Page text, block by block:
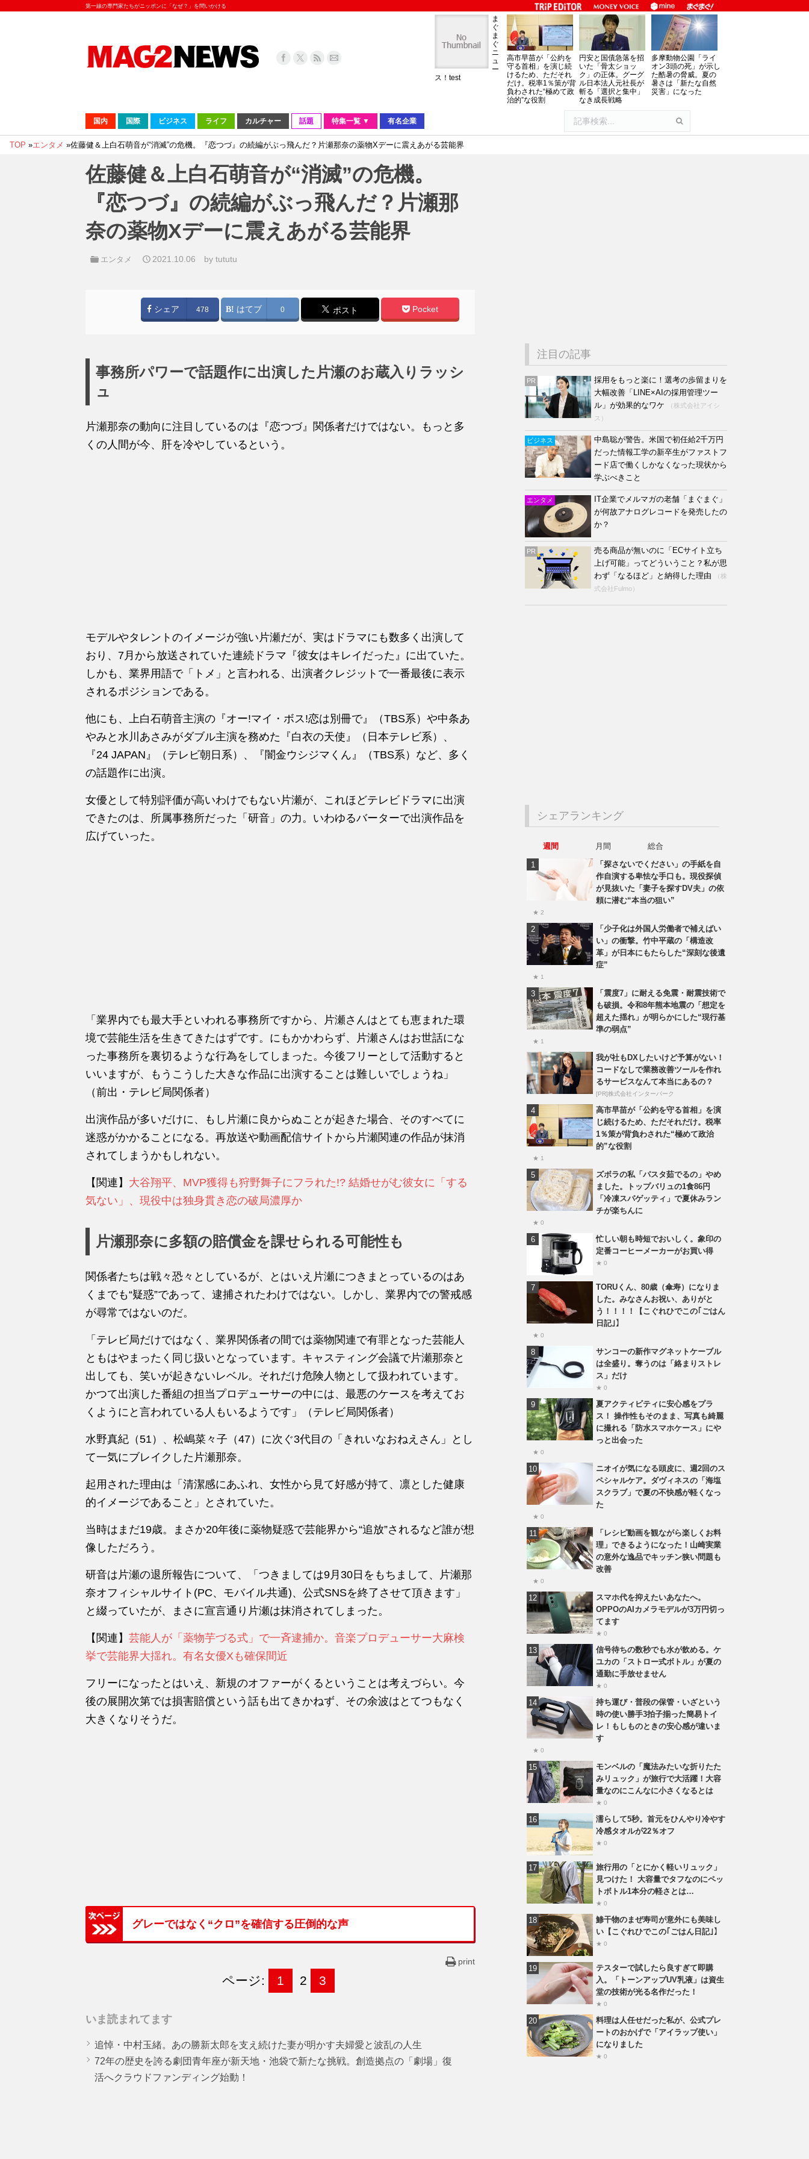
第一線の専門家たちがニッポンに「なぜ？」を問いかける
ま
ぐ
ま
ぐ
ニ
ュ
ー
ス！test
高市早苗が「公約を
守る首相」を演じ続
けるため、ただそれ
だけ。税率1％策が背
負わされた“極めて政
治的”な役割
円安と国債急落を招
いた「骨太ショッ
ク」の正体。グーグ
ル日本法人元社長が
斬る「選択と集中」
なき成長戦略
多摩動物公園「ライ
オン3頭の死」が示し
た酷暑の脅威。夏の
暑さは「新たな自然
災害」になった
国内 国際 ビジネス ライフ カルチャー 話題 特集一覧 ▼ 有名企業
TOP »エンタメ »佐藤健＆上白石萌音が“消滅”の危機。『恋つづ』の続編がぶっ飛んだ？片瀬那奈の薬物Xデーに震えあがる芸能界
佐藤健＆上白石萌音が“消滅”の危機。
『恋つづ』の続編がぶっ飛んだ？片瀬那
奈の薬物Xデーに震えあがる芸能界
エンタメ 2021.10.06 by tututu
シェア 478 はてブ 0 ポスト Pocket
事務所パワーで話題作に出演した片瀬のお蔵入りラッシ
ュ
片瀬那奈の動向に注目しているのは『恋つづ』関係者だけではない。もっと多
くの人間が今、肝を冷やしているという。
モデルやタレントのイメージが強い片瀬だが、実はドラマにも数多く出演して
おり、7月から放送されていた連続ドラマ『彼女はキレイだった』に出ていた。
しかも、業界用語で「トメ」と言われる、出演者クレジットで一番最後に表示
されるポジションである。
他にも、上白石萌音主演の『オー!マイ・ボス!恋は別冊で』（TBS系）や中条あ
やみと水川あさみがダブル主演を務めた『白衣の天使』（日本テレビ系）、
『24 JAPAN』（テレビ朝日系）、『闇金ウシジマくん』（TBS系）など、 多く
の話題作に出演。
女優として特別評価が高いわけでもない片瀬が、これほどテレビドラマに出演
できたのは、所属事務所だった「研音」の力。いわゆるバーターで出演作品を
広げていった。
「業界内でも最大手といわれる事務所ですから、片瀬さんはとても恵まれた環
境で芸能生活を生きてきたはずです。にもかかわらず、片瀬さんはお世話にな
った事務所を裏切るような行為をしてしまった。今後フリーとして活動すると
いいますが、もうこうした大きな作品に出演することは難しいでしょうね」
（前出・テレビ局関係者）
出演作品が多いだけに、もし片瀬に良からぬことが起きた場合、そのすべてに
迷惑がかかることになる。再放送や動画配信サイトから片瀬関連の作品が抹消
されてしまうかもしれない。
【関連】 大谷翔平、MVP獲得も狩野舞子にフラれた!? 結婚せがむ彼女に「する
気ない」、現役中は独身貫き恋の破局濃厚か
片瀬那奈に多額の賠償金を課せられる可能性も
関係者たちは戦々恐々としているが、とはいえ片瀬につきまとっているのはあ
くまでも“疑惑”であって、逮捕されたわけではない。しかし、業界内での警戒感
が尋常ではないのだ。
「テレビ局だけではなく、業界関係者の間では薬物関連で有罪となった芸能人
ともはやまったく同じ扱いとなっています。キャスティング会議で片瀬那奈と
出しても、笑いが起きないレベル。それだけ危険人物として扱われています。
かつて出演した番組の担当プロデューサーの中には、最悪のケースを考えてお
くようにと言われている人もいるようです」（テレビ局関係者）
水野真紀（51）、松嶋菜々子（47）に次ぐ3代目の「きれいなおねえさん」とし
て一気にブレイクした片瀬那奈。
起用された理由は「清潔感にあふれ、女性から見て好感が持て、凛とした健康
的イメージであること」とされていた。
当時はまだ19歳。まさか20年後に薬物疑惑で芸能界から“追放”されるなど誰が想
像しただろう。
研音は片瀬の退所報告について、「つきましては9月30日をもちまして、片瀬那
奈オフィシャルサイト(PC、モバイル共通)、公式SNSを終了させて頂きます」
と綴っていたが、まさに宣言通り片瀬は抹消されてしまった。
【関連】 芸能人が「薬物芋づる式」で一斉逮捕か。音楽プロデューサー大麻検
挙で芸能界大揺れ。有名女優Xも確保間近
フリーになったとはいえ、新規のオファーがくるということは考えづらい。今
後の展開次第では損害賠償という話も出てきかねず、その余波はとてつもなく
大きくなりそうだ。
グレーではなく“クロ”を確信する圧倒的な声
print
ページ: 1 2 3
いま読まれてます
追悼・中村玉緒。あの勝新太郎を支え続けた妻が明かす夫婦愛と波乱の人生
72年の歴史を誇る劇団青年座が新天地・池袋で新たな挑戦。創造拠点の「劇場」復
活へクラウドファンディング始動！
注目の記事
PR
採用をもっと楽に！選考の歩留まりを
大幅改善「LINE×AIの採用管理ツー
ル」が効果的なワケ
（株式会社アイシ
ス）
ビジネス
中島聡が警告。米国で初任給2千万円
だった情報工学の新卒生がファストフ
ード店で働くしかなくなった現状から
学ぶべきこと
エンタメ
IT企業でメルマガの老舗「まぐまぐ」
が何故アナログレコードを発売したの
か？
PR
売る商品が無いのに「ECサイト立ち
上げ可能」ってどういうこと？私が思
わず「なるほど」と納得した理由
（株
式会社Fulmo）
シェアランキング
週間 月間
総合
「探さないでください」の手紙を自
作自演する卑怯な手口も。現役探偵
が見抜いた「妻子を探すDV夫」の依
頼に潜む“本当の狙い”
★ 2
「少子化は外国人労働者で補えばい
い」の衝撃。竹中平蔵の「構造改
革」が日本にもたらした“深刻な後遺
症”
★ 1
「震度7」に耐える免震・耐震技術で
も破損。令和8年熊本地震の「想定を
超えた揺れ」が明らかにした“現行基
準の弱点”
★ 1
我が社もDXしたいけど予算がない！
コードなしで業務改善ツールを作れ
るサービスなんて本当にあるの？
[PR]株式会社インターパーク
高市早苗が「公約を守る首相」を演
じ続けるため、ただそれだけ。税率
1％策が背負わされた“極めて政治
的”な役割
★ 1
ズボラの私「パスタ茹でるの」やめ
ました。トップバリュの1食86円
「冷凍スパゲッティ」で夏休みラン
チが楽ちんに
★ 0
忙しい朝も時短でおいしく。象印の
定番コーヒーメーカーがお買い得
★ 0
TORUくん、80歳（傘寿）になりま
した。みなさんお祝い、ありがと
う！！！！【こぐれひでこの｢ごはん
日記｣】
★ 0
サンコーの新作マグネットケーブル
は全盛り。奪うのは「絡まりストレ
ス」だけ
★ 0
夏アクティビティに安心感をプラ
ス！ 操作性もそのまま、写真も綺麗
に撮れる「防水スマホケース」にや
っと出会った
★ 0
ニオイが気になる頭皮に、週2回のス
ペシャルケア。ダヴィネスの「海塩
スクラブ」で夏の不快感が軽くなっ
た
★ 0
「レシピ動画を観ながら楽しくお料
理」できるようになった！山崎実業
の意外な逸品でキッチン狭い問題も
改善
★ 0
スマホ代を抑えたいあなたへ。
OPPOのAIカメラモデルが3万円切っ
てます
★ 0
信号待ちの数秒でも水が飲める。ケ
ユカの「ストロー式ボトル」が夏の
通勤に手放せません
★ 0
持ち運び・普段の保管・いざという
時の使い勝手3拍子揃った簡易トイ
レ！もしものときの安心感が違いま
す
★ 0
モンベルの「魔法みたいな折りたた
みリュック」が旅行で大活躍！大容
量なのにこんなに小さくなるとは
★ 0
濡らして5秒。首元をひんやり冷やす
冷感タオルが22％オフ
★ 0
旅行用の「とにかく軽いリュック」
見つけた！ 大容量でタフなのにペッ
トボトル1本分の軽さとは…
★ 0
鯵干物のまぜ寿司が意外にも美味し
い【こぐれひでこの｢ごはん日記｣】
★ 0
テスターで試したら良すぎて即購
入。「トーンアップUV乳液」は資生
堂の技術が光る名作だった！
★ 0
料理は人任せだった私が、公式プレ
ートのおかげで「アイラップ使い」
になりました
★ 0